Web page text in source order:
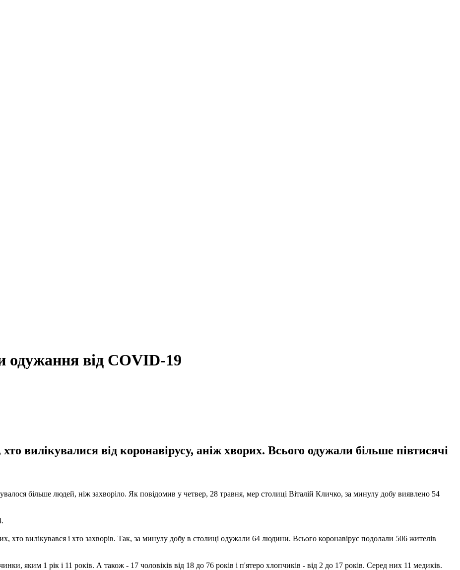
одужання від COVID-19
вилікувалися від коронавірусу, аніж хворих. Всього одужали більше півтисячі
більше людей, ніж захворіло. Як повідомив у четвер, 28 травня, мер столиці Віталій Кличко, за минулу добу виявлено 54
хто вилікувався і хто захворів. Так, за минулу добу в столиці одужали 64 людини. Всього коронавірус подолали 506 жителів
яким 1 рік і 11 років. А також - 17 чоловіків від 18 до 76 років і п'ятеро хлопчиків - від 2 до 17 років. Серед них 11 медиків.